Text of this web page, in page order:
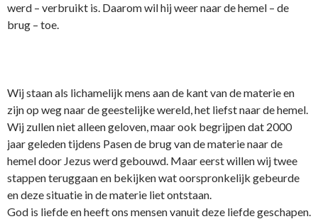
werd – verbruikt is. Daarom wil hij weer naar de hemel – de
brug – toe.
Wij staan als lichamelijk mens aan de kant van de materie en
zijn op weg naar de geestelijke wereld, het liefst naar de hemel.
Wij zullen niet alleen geloven, maar ook begrijpen dat 2000
jaar geleden tijdens Pasen de brug van de materie naar de
hemel door Jezus werd gebouwd. Maar eerst willen wij twee
stappen teruggaan en bekijken wat oorspronkelijk gebeurde
en deze situatie in de materie liet o­ntstaan.
God is liefde en heeft o­ns mensen vanuit deze liefde geschapen.